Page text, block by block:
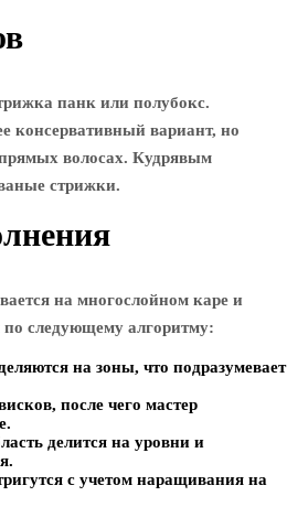
панк или полубокс.
консервативный вариант, но
волосах. Кудрявым
стрижки.
на многослойном каре и
следующему алгоритму:
на зоны, что подразумевает
после чего мастер
делится на уровни и
с учетом наращивания на